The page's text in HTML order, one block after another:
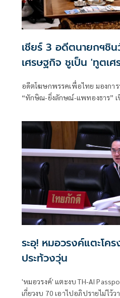
เชียร์ 3 อดีตนายกฯชิน
เศรษฐกิจ ชูเป็น 'ทูตเศ
อดีตโฆษกพรรคเพื่อไทย มองกา
“ทักษิณ-ยิ่งลักษณ์-แพทองธาร” เ
กชันส่วนตัวช่วยเปิดตลาดใหม่ ดึ
จับตาเลิกมองด้วยอคติ หันมามอ
ระอุ! หมอวรงค์แตะโค
ประท้วงวุ่น
'หมอวรงค์' แตะงบ TH-AI
เกี่ยวงบ 70 เอาไปอภิปรายไม่ไว้